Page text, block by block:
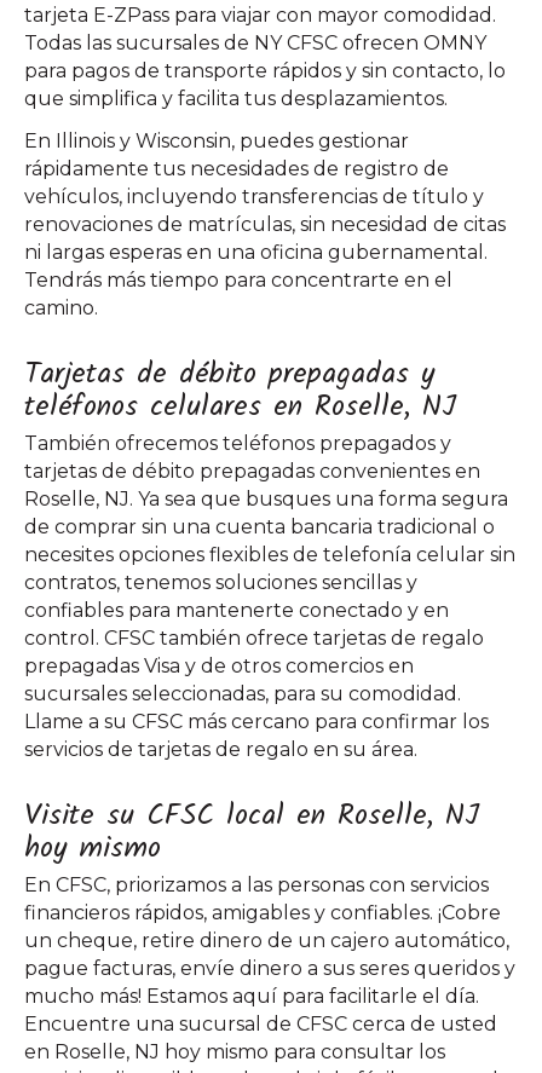
tarjeta E-ZPass para viajar con mayor comodidad.
Todas las sucursales de NY CFSC ofrecen OMNY
para pagos de transporte rápidos y sin contacto, lo
que simplifica y facilita tus desplazamientos.
En Illinois y Wisconsin, puedes gestionar
rápidamente tus necesidades de registro de
vehículos, incluyendo transferencias de título y
renovaciones de matrículas, sin necesidad de citas
ni largas esperas en una oficina gubernamental.
Tendrás más tiempo para concentrarte en el
camino.
Tarjetas de débito prepagadas y
teléfonos celulares en Roselle, NJ
También ofrecemos teléfonos prepagados y
tarjetas de débito prepagadas convenientes en
Roselle, NJ. Ya sea que busques una forma segura
de comprar sin una cuenta bancaria tradicional o
necesites opciones flexibles de telefonía celular sin
contratos, tenemos soluciones sencillas y
confiables para mantenerte conectado y en
control. CFSC también ofrece tarjetas de regalo
prepagadas Visa y de otros comercios en
sucursales seleccionadas, para su comodidad.
Llame a su CFSC más cercano para confirmar los
servicios de tarjetas de regalo en su área.
Visite su CFSC local en Roselle, NJ
hoy mismo
En CFSC, priorizamos a las personas con servicios
financieros rápidos, amigables y confiables. ¡Cobre
un cheque, retire dinero de un cajero automático,
pague facturas, envíe dinero a sus seres queridos y
mucho más! Estamos aquí para facilitarle el día.
Encuentre una sucursal de CFSC cerca de usted
en Roselle, NJ hoy mismo para consultar los